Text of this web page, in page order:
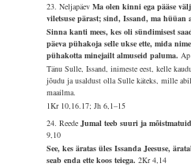
23. NeljapäevMa olen kinni ega pääse
viletsuse pärast; sind, Issand, ma
Sinna kanti mees, kes oli sündimisest
päeva pühakoja selle ukse ette, mida
pühakotta minejailt almuseid paluma.
Tänu Sulle, Issand, inimeste eest, kelle
jõudu ja usaldust olla Sulle käteks, mille
maailma.
1Kr 10,16.17; Jh 6,1–15
24. ReedeJumal teeb suuri ja
9,10
See, kes äratas üles Issanda Jeesuse,
seab enda ette koos teiega.2Kr 4,14